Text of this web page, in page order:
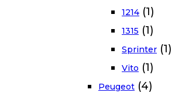
1214 (1)
1315 (1)
Sprinter (1)
Vito (1)
Peugeot (4)